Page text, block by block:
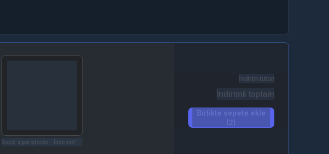
Seçili siparişlerde - İndirimli!
İndirim tutarı
İndirimli toplam
Birlikte sepete ekle
(2)